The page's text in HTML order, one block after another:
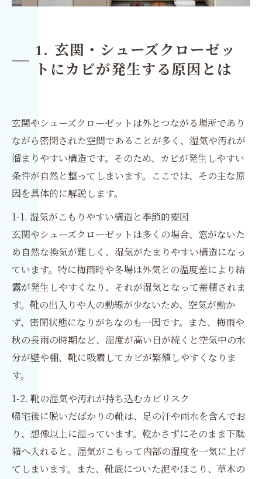
1. 玄関・シューズクローゼッ
トにカビが発生する原因とは
玄関やシューズクローゼットは外とつながる場所であり
ながら密閉された空間であることが多く、湿気や汚れが
溜まりやすい構造です。そのため、カビが発生しやすい
条件が自然と整ってしまいます。ここでは、その主な原
因を具体的に解説します。
1-1. 湿気がこもりやすい構造と季節的要因
玄関やシューズクローゼットは多くの場合、窓がないた
め自然な換気が難しく、湿気がたまりやすい構造になっ
ています。特に梅雨時や冬場は外気との温度差により結
露が発生しやすくなり、それが湿気となって蓄積されま
す。靴の出入りや人の動線が少ないため、空気が動か
ず、密閉状態になりがちなのも一因です。また、梅雨や
秋の長雨の時期など、湿度が高い日が続くと空気中の水
分が壁や棚、靴に吸着してカビが繁殖しやすくなりま
す。
1-2. 靴の湿気や汚れが持ち込むカビリスク
帰宅後に脱いだばかりの靴は、足の汗や雨水を含んでお
り、想像以上に湿っています。乾かさずにそのまま下駄
箱へ入れると、湿気がこもって内部の湿度を一気に上げ
てしまいます。また、靴底についた泥やほこり、草木の